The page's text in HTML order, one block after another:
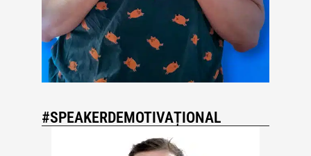
#SPEAKERDEMOTIVAȚIONAL